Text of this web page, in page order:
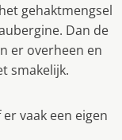
gehaktmengsel
Dan de
er overheen en
smakelijk.
vaak een eigen